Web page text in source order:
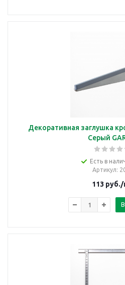
Декоративная заглушка
Серый
Есть в
Артикул:
113 руб./